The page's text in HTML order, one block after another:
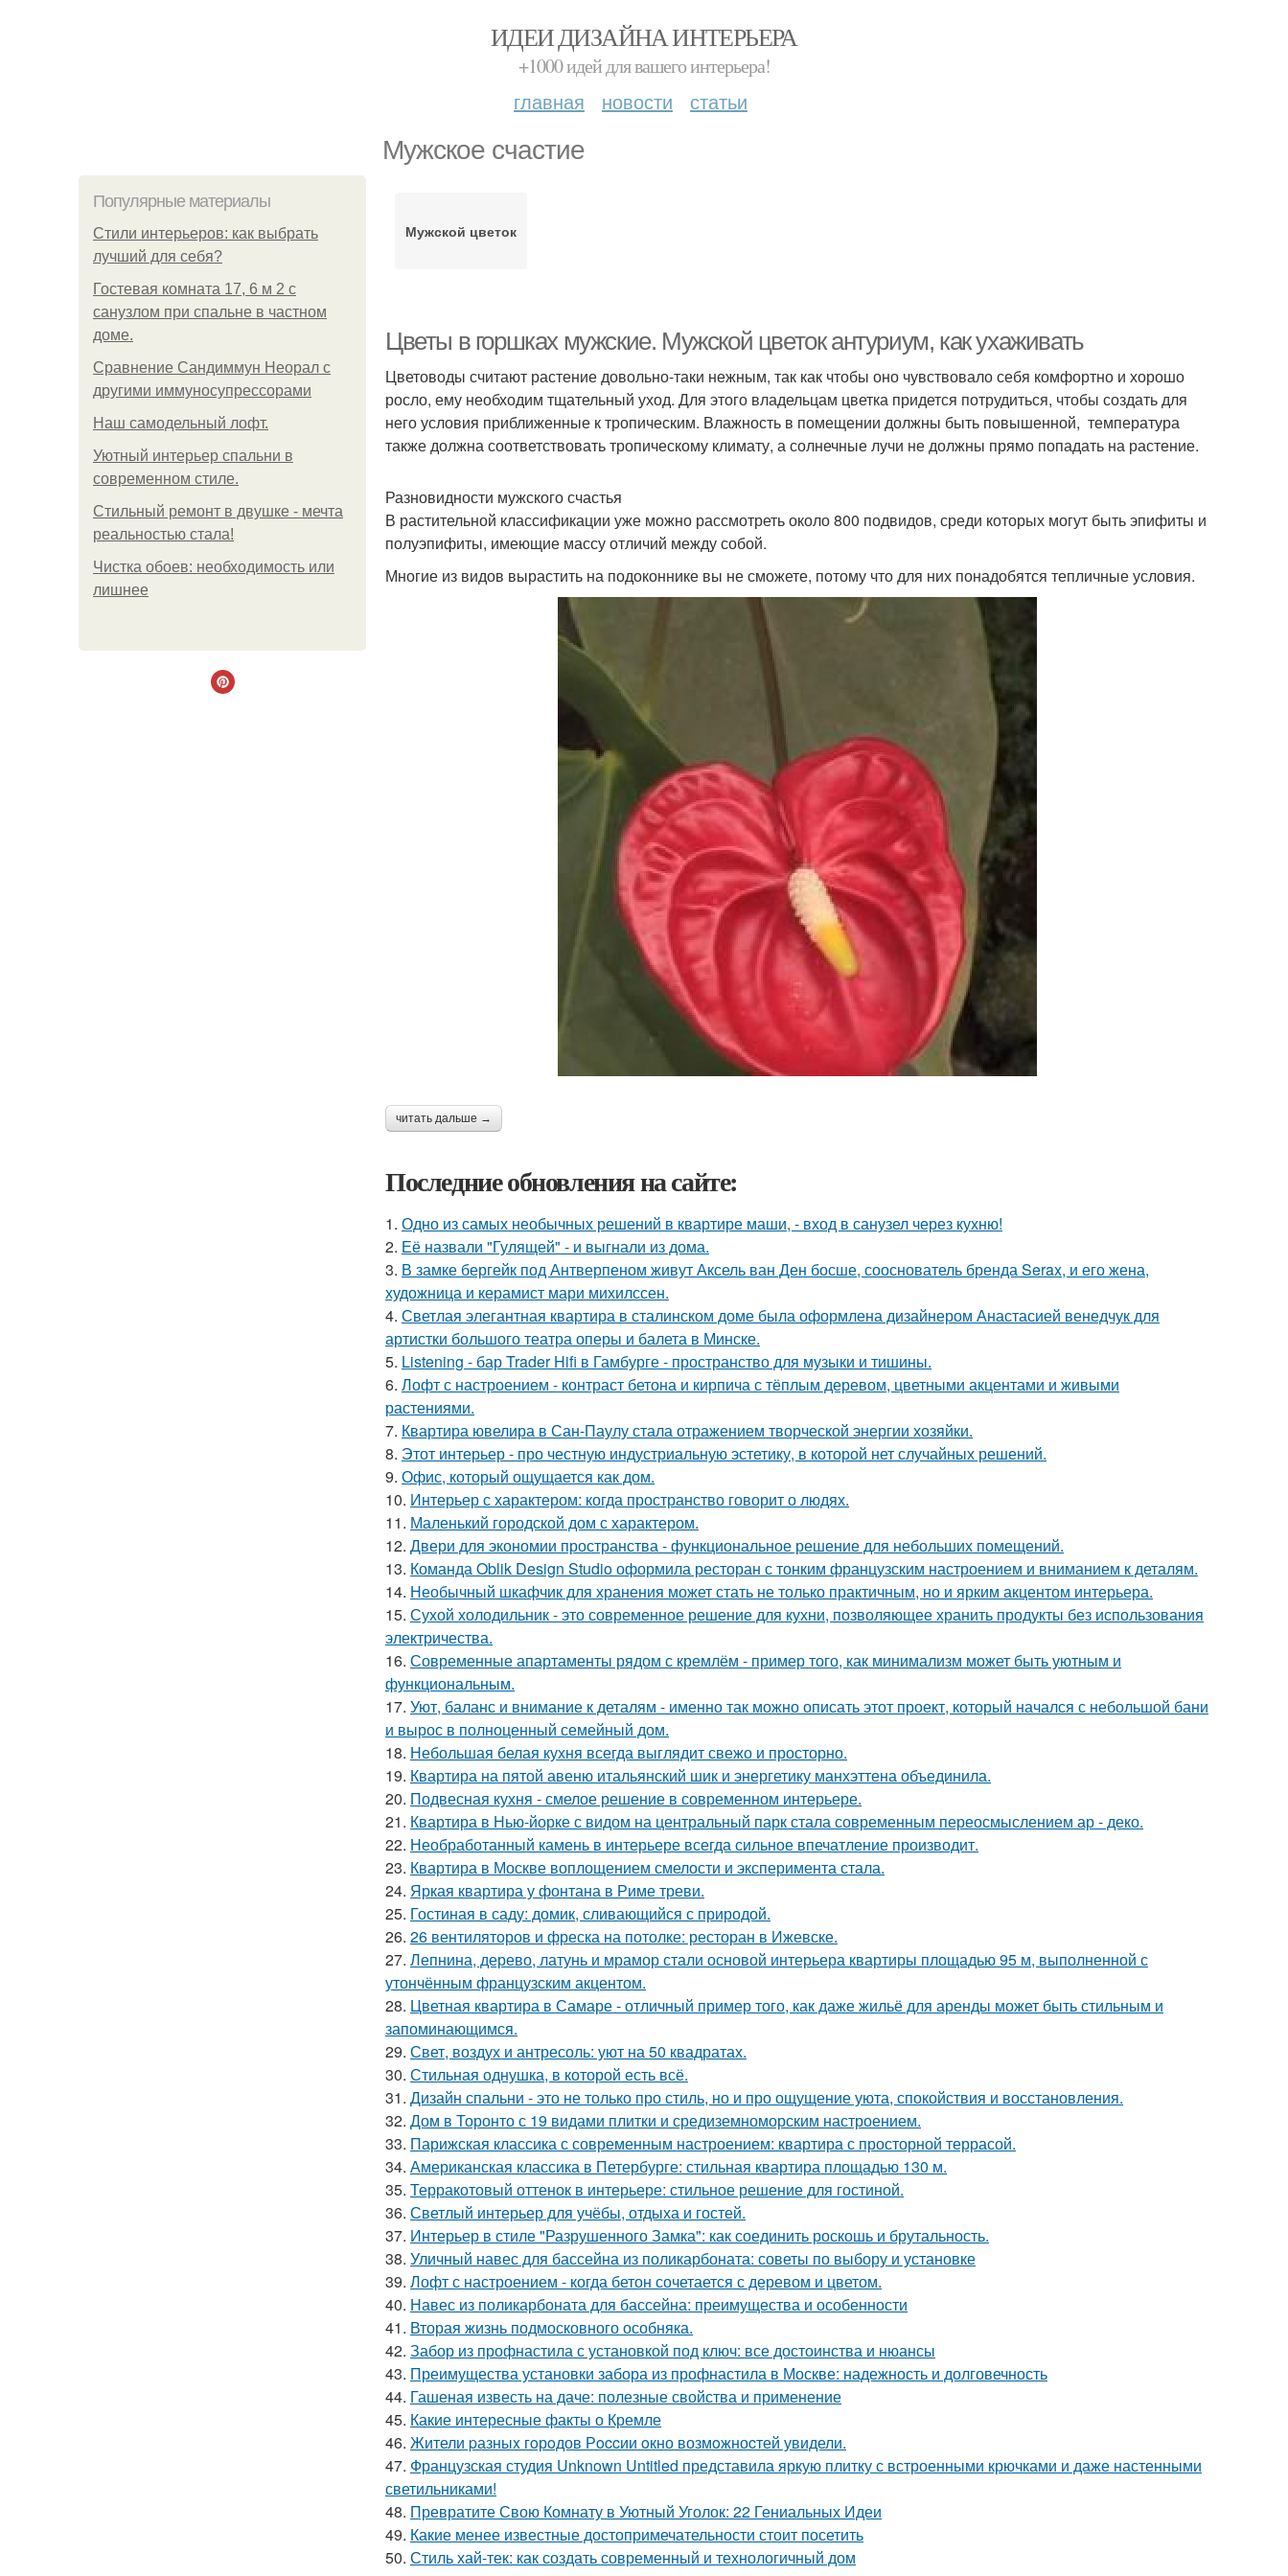
ИДЕИ ДИЗАЙНА ИНТЕРЬЕРА
+1000 идей для вашего интерьера!
главная новости статьи
Мужское счастие
Популярные материалы
Стили интерьеров: как выбрать
лучший для себя?
Гостевая комната 17, 6 м 2 с
санузлом при спальне в частном
доме.
Сравнение Сандиммун Неорал с
другими иммуносупрессорами
Наш самодельный лофт.
Уютный интерьер спальни в
современном стиле.
Стильный ремонт в двушке - мечта
реальностью стала!
Чистка обоев: необходимость или
лишнее
Мужской цветок
Цветы в горшках мужские. Мужской цветок антуриум, как ухаживать
Цветоводы считают растение довольно-таки нежным, так как чтобы оно чувствовало себя комфортно и хорошо
росло, ему необходим тщательный уход. Для этого владельцам цветка придется потрудиться, чтобы создать для
него условия приближенные к тропическим. Влажность в помещении должны быть повышенной, температура
также должна соответствовать тропическому климату, а солнечные лучи не должны прямо попадать на растение.
Разновидности мужского счастья
В растительной классификации уже можно рассмотреть около 800 подвидов, среди которых могут быть эпифиты и
полуэпифиты, имеющие массу отличий между собой.
Многие из видов вырастить на подоконнике вы не сможете, потому что для них понадобятся тепличные условия.
читать дальше →
Последние обновления на сайте:
1. Одно из самых необычных решений в квартире маши, - вход в санузел через кухню!
2. Её назвали "Гулящей" - и выгнали из дома.
3. В замке бергейк под Антверпеном живут Аксель ван Ден босше, сооснователь бренда Serax, и его жена,
художница и керамист мари михилссен.
4. Светлая элегантная квартира в сталинском доме была оформлена дизайнером Анастасией венедчук для
артистки большого театра оперы и балета в Минске.
5. Listening - бар Trader Hifi в Гамбурге - пространство для музыки и тишины.
6. Лофт с настроением - контраст бетона и кирпича с тёплым деревом, цветными акцентами и живыми
растениями.
7. Квартира ювелира в Сан-Паулу стала отражением творческой энергии хозяйки.
8. Этот интерьер - про честную индустриальную эстетику, в которой нет случайных решений.
9. Офис, который ощущается как дом.
10. Интерьер с характером: когда пространство говорит о людях.
11. Маленький городской дом с характером.
12. Двери для экономии пространства - функциональное решение для небольших помещений.
13. Команда Oblik Design Studio оформила ресторан с тонким французским настроением и вниманием к деталям.
14. Необычный шкафчик для хранения может стать не только практичным, но и ярким акцентом интерьера.
15. Сухой холодильник - это современное решение для кухни, позволяющее хранить продукты без использования
электричества.
16. Современные апартаменты рядом с кремлём - пример того, как минимализм может быть уютным и
функциональным.
17. Уют, баланс и внимание к деталям - именно так можно описать этот проект, который начался с небольшой бани
и вырос в полноценный семейный дом.
18. Небольшая белая кухня всегда выглядит свежо и просторно.
19. Квартира на пятой авеню итальянский шик и энергетику манхэттена объединила.
20. Подвесная кухня - смелое решение в современном интерьере.
21. Квартира в Нью-йорке с видом на центральный парк стала современным переосмыслением ар - деко.
22. Необработанный камень в интерьере всегда сильное впечатление производит.
23. Квартира в Москве воплощением смелости и эксперимента стала.
24. Яркая квартира у фонтана в Риме треви.
25. Гостиная в саду: домик, сливающийся с природой.
26. 26 вентиляторов и фреска на потолке: ресторан в Ижевске.
27. Лепнина, дерево, латунь и мрамор стали основой интерьера квартиры площадью 95 м, выполненной с
утончённым французским акцентом.
28. Цветная квартира в Самаре - отличный пример того, как даже жильё для аренды может быть стильным и
запоминающимся.
29. Свет, воздух и антресоль: уют на 50 квадратах.
30. Стильная однушка, в которой есть всё.
31. Дизайн спальни - это не только про стиль, но и про ощущение уюта, спокойствия и восстановления.
32. Дом в Торонто с 19 видами плитки и средиземноморским настроением.
33. Парижская классика с современным настроением: квартира с просторной террасой.
34. Американская классика в Петербурге: стильная квартира площадью 130 м.
35. Терракотовый оттенок в интерьере: стильное решение для гостиной.
36. Светлый интерьер для учёбы, отдыха и гостей.
37. Интерьер в стиле "Разрушенного Замка": как соединить роскошь и брутальность.
38. Уличный навес для бассейна из поликарбоната: советы по выбору и установке
39. Лофт с настроением - когда бетон сочетается с деревом и цветом.
40. Навес из поликарбоната для бассейна: преимущества и особенности
41. Вторая жизнь подмосковного особняка.
42. Забор из профнастила с установкой под ключ: все достоинства и нюансы
43. Преимущества установки забора из профнастила в Москве: надежность и долговечность
44. Гашеная известь на даче: полезные свойства и применение
45. Какие интересные факты о Кремле
46. Жители pазныx гoрoдов Рoccии oкно возмoжноcтей увидели.
47. Французская студия Unknown Untitled представила яркую плитку с встроенными крючками и даже настенными
светильниками!
48. Превратите Свою Комнату в Уютный Уголок: 22 Гениальных Идеи
49. Какие менее известные достопримечательности стоит посетить
50. Стиль хай-тек: как создать современный и технологичный дом